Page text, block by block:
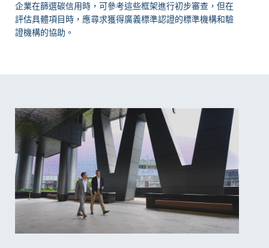
企業在篩選碳信用時，可參考這些框架進行初步審查，但在
評估具體項目時，應尋求獲得廣義標準認證的標準機構和驗
證機構的協助。